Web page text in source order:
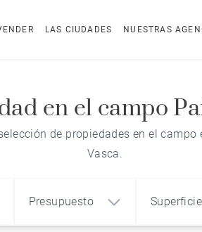
LAS CIUDADES NUESTRAS
en el campo
de propiedades en el campo
Vasca.
Presupuesto Superficie